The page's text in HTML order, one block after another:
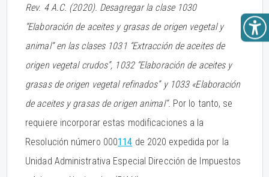
Rev. 4 A.C. (2020). Desagregar la clase 1030
“Elaboración de aceites y grasas de origen vegetal y
animal” en las clases 1031 “Extracción de aceites de
origen vegetal crudos”, 1032 “Elaboración de aceites y
grasas de origen vegetal refinados” y 1033 «Elaboración
de aceites y grasas de origen animal”. Por lo tanto, se
requiere incorporar estas modificaciones a la
Resolución número 000114 de 2020 expedida por la
Unidad Administrativa Especial Dirección de Impuestos